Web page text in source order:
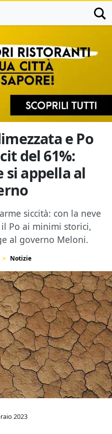
e Po
del 61%:
si appella al
siccità: con la neve
Po ai minimi storici,
al governo Meloni.
Notizie
2023